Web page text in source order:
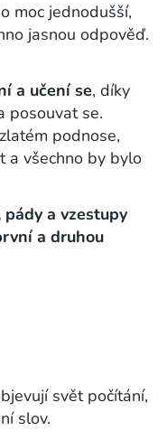
moc jednodušší,
jasnou odpověď.
a učení se, díky
posouvat se.
podnose,
a všechno by bylo
a vzestupy
a druhou
svět počítání,
slov.